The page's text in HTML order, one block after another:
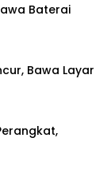
Baterai
Bawa Layar